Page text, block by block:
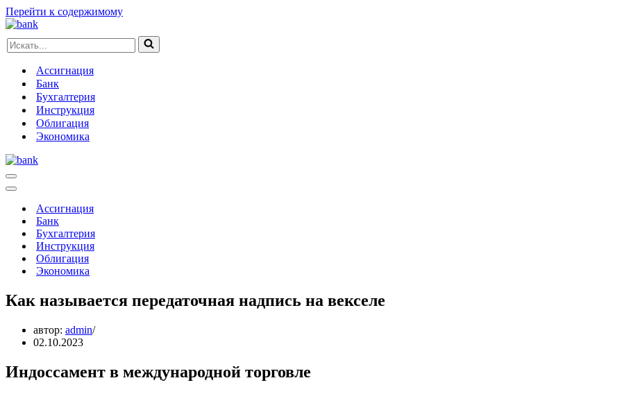
Перейти к содержимому
Искать...
Ассигнация
Банк
Бухгалтерия
Инструкция
Облигация
Экономика
Меню
навигации
Меню
навигацииАссигнация
Банк
Бухгалтерия
Инструкция
Облигация
Экономика
Как называется передаточная надпись на векселе
автор: admin
02.10.2023
Индоссамент в международной торговле